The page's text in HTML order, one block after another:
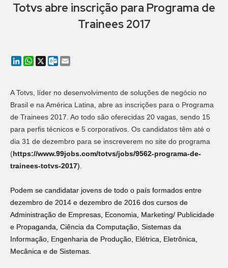
Totvs abre inscrição para Programa de
Trainees 2017
LinkedIn
WhatsApp
X Outlook.com
A Totvs, líder no desenvolvimento de soluções de negócio no
Brasil e na América Latina, abre as inscrições para o Programa
de Trainees 2017. Ao todo são oferecidas 20 vagas, sendo 15
para perfis técnicos e 5 corporativos. Os candidatos têm até o
dia 31 de dezembro para se inscreverem no site do programa
(https://www.99jobs.com/totvs/jobs/9562-programa-de-
trainees-totvs-2017).
Podem se candidatar jovens de todo o país formados entre
dezembro de 2014 e dezembro de 2016 dos cursos de
Administração de Empresas, Economia, Marketing/ Publicidade
e Propaganda, Ciência da Computação, Sistemas da
Informação, Engenharia de Produção, Elétrica, Eletrônica,
Mecânica e de Sistemas.